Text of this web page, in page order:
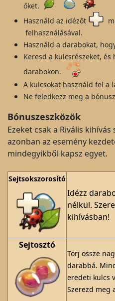
őket.
Használd az idézőt
felhasználásával.
Használd a darabokat,
Keresd a kulcsrészeket,
darabokon.
A kulcsokat használd fel a
Ne feledkezz meg a
Bónuszeszközök
Ezeket csak a Rivális
azonban az esemény
mindegyikből kapsz egyet.
Sejtsokszorosító
Idézz
nélkül.
kihívásban!
Sejtosztó
Törj össze
darabbá.
eredeti kulcs
Szerezd meg